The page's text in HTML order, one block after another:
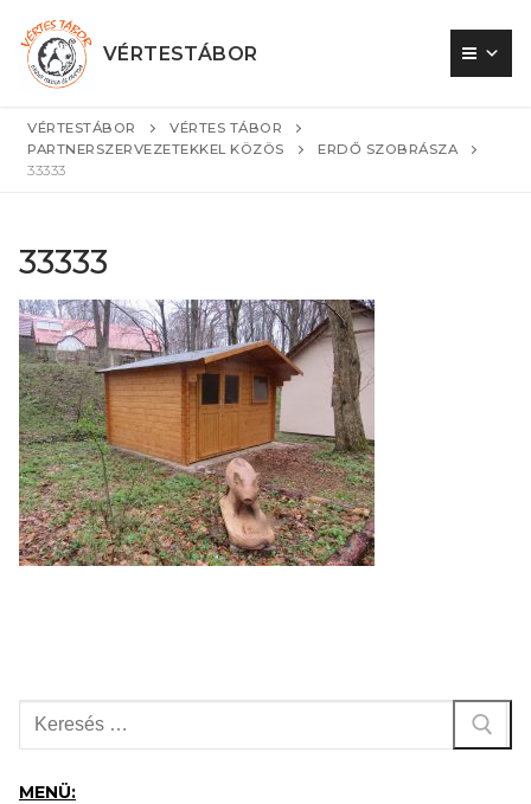
tartalomra
VÉRTESTÁBOR
VÉRTESTÁBOR
VÉRTES TÁBOR
PARTNERSZERVEZETEKKEL KÖZÖS
ERDŐ SZOBRÁSZA
33333
33333
Keresése:
MENÜ: